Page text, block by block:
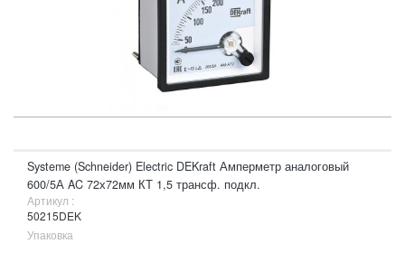
Systeme (Schneider) Electric DEKraft Амперметр аналоговый
600/5А AC 72х72мм КТ 1,5 трансф. подкл.
Артикул :
50215DEK
Упаковка